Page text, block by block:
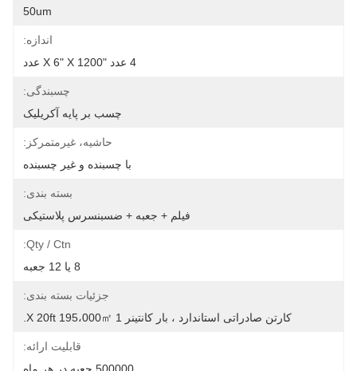
50um
اندازه:
4 عدد "x 6" X 1200 عدد
چسبندگی:
چسب بر پایه آکریلیک
حاشیه، غیرمتمرکز:
با چسبنده و غیر چسبنده
بسته بندی:
فیلم + جعبه + ضسبنسرس پلاستیکی
Qty / Ctn:
جزئیات بسته بندی:
کارتن صادراتی استاندارد ، بار کانتینر 1 X 20ft 195،000㎡.
قابلیت ارائه: